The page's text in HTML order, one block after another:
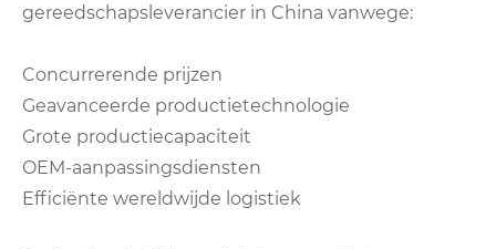
gereedschapsleverancier in China vanwege:
Concurrerende prijzen
Geavanceerde productietechnologie
Grote productiecapaciteit
OEM-aanpassingsdiensten
Efficiënte wereldwijde logistiek